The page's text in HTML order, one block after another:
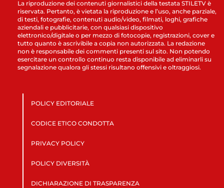
La riproduzione dei contenuti giornalistici della testata STILETV è
riservata. Pertanto, è vietata la riproduzione e l’uso, anche parziale,
di testi, fotografie, contenuti audio/video, filmati, loghi, grafiche
aziendali e pubblicitarie, con qualsiasi dispositivo
elettronico/digitale o per mezzo di fotocopie, registrazioni, cover e
tutto quanto è ascrivibile a copia non autorizzata. La redazione
non è responsabile dei commenti presenti sul sito. Non potendo
esercitare un controllo continuo resta disponibile ad eliminarli su
segnalazione qualora gli stessi risultano offensivi e oltraggiosi.
POLICY EDITORIALE
CODICE ETICO CONDOTTA
PRIVACY POLICY
POLICY DIVERSITÀ
DICHIARAZIONE DI TRASPARENZA